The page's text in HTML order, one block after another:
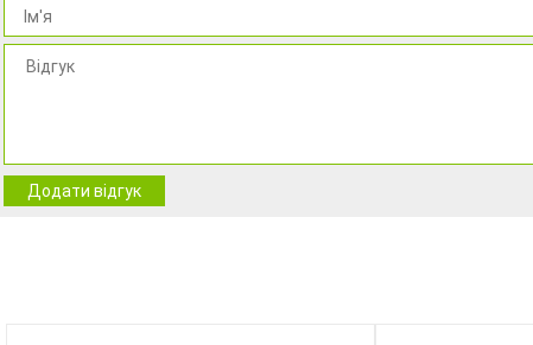
Додати відгук